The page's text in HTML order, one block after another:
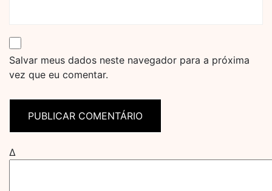
Salvar meus dados neste navegador para a próxima
vez que eu comentar.
Δ